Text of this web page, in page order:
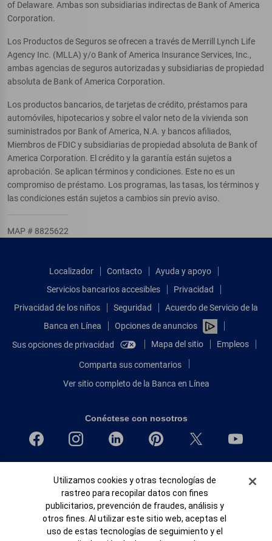
of Delaware. Ambas son subsidiarias indirectas de Bank of America
Corporation.
Los Productos de Seguros se ofrecen a través de Merrill Lynch Life
Agency Inc. (MLLA) y/o Bank of America Insurance Services, Inc.,
ambas agencias de seguros autorizadas y subsidiarias de propiedad
absoluta de Bank of America Corporation.
Los productos bancarios, de tarjetas de crédito, préstamos para
automóviles, hipotecarios y sobre el valor neto de la vivienda son
suministrados por Bank of America, N.A. y bancos afiliados,
Miembros de FDIC y subsidiarias de propiedad absoluta de Bank of
America Corporation. El crédito y la garantía están sujetos a
aprobación. Se aplican términos y condiciones. Este no es un
compromiso de préstamo. Los programas, las tasas, los términos y
las condiciones están sujetos a cambios sin previo aviso.
MAP # 8825622
Localizador Contacto
Ayuda y apoyo
Servicios bancarios accesibles
Privacidad
Privacidad de los niños
Seguridad
Acuerdo de Servicio de la
Banca en Línea
Opciones de anuncios
Sus opciones de privacidad
Mapa del sitio Empleos
Comparta sus comentarios
Ver sitio completo de la Banca en Línea
Conéctese con nosotros
Igualdad de oportunidades en préstamos para viviendas
© 2026 Bank of America Corporation.
Todos Los Derechos Reservados.
Patente: patents.bankofamerica.com
Banner de Cookies
Utilizamos cookies y otras tecnologías de
rastreo para recopilar datos con fines
publicitarios, prevención de fraudes, análisis y
otros fines. Al utilizar este sitio web, aceptas el
uso de estas tecnologías de seguimiento y el